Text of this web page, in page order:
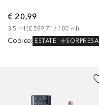
€ 20,99
3.5 ml (€ 599,71 / 100 ml)
Codice: ESTATE SORPRESA